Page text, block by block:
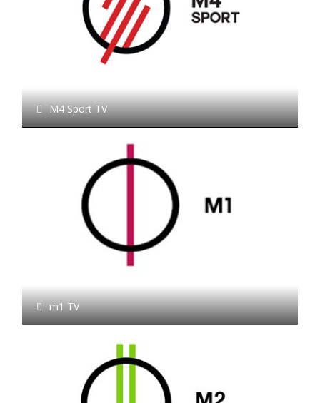
M4 Sport TV
m1 TV